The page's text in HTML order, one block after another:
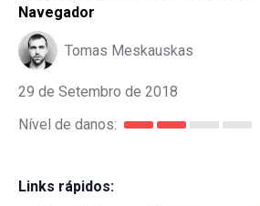
Navegador
Tomas Meskauskas
29 de Setembro de 2018
Nível de danos:
Links rápidos: